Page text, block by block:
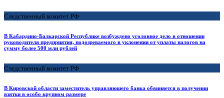
Следственный комитет РФ
В Кабардино-Балкарской Республике возбуждено уголовное дело в отношении
руководителя предприятия, подозреваемого в уклонении от уплаты налогов на
сумму более 500 млн рублей
Следственный комитет РФ
В Кировской области заместитель управляющего банка обвиняется в получении
взятки в особо крупном размере